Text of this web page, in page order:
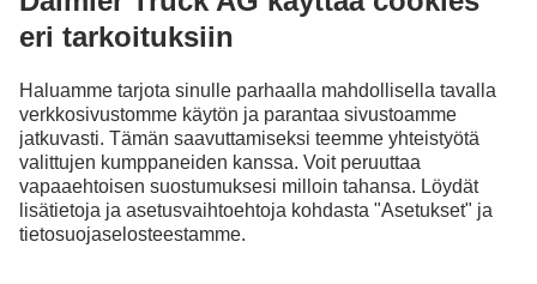
FOLLOW THE ROADSTARS.
Jaa kokemuksesi muiden kuorma-autonkuljettajien kanssa.